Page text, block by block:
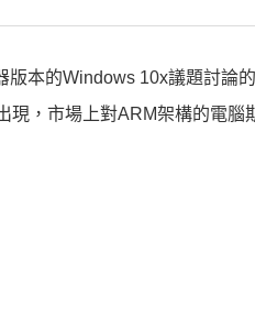
版本的Windows 10x議題討論
現，市場上對ARM架構的電